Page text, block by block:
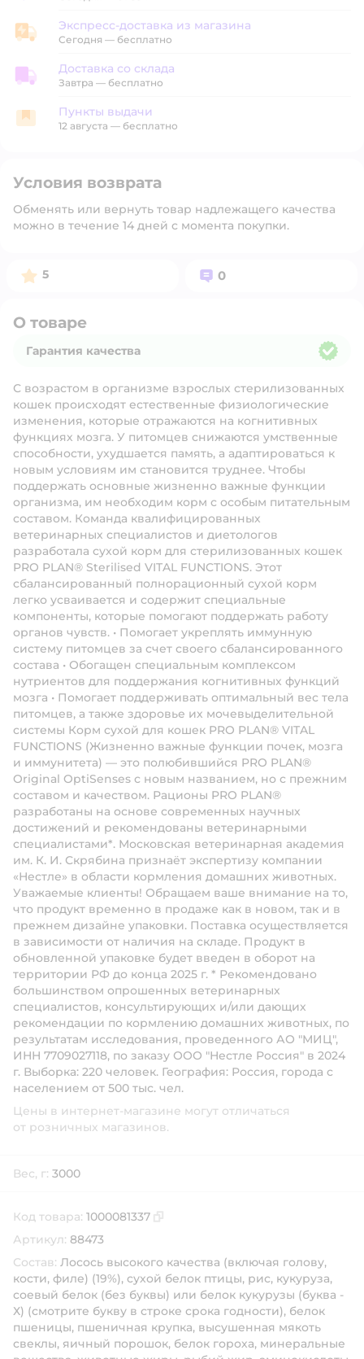
Экспресс-доставка из магазина
Экспресс-доставка из магазина
Сегодня — бесплатно
Доставка со склада
Доставка со склада
Завтра — бесплатно
Пункты выдачи
Пункты выдачи
12 августа — бесплатно
Условия возврата
Обменять или вернуть товар надлежащего качества
можно в течение 14 дней с момента покупки.
Рейтинг:
5 Вопросов:
0
О товаре
Гарантия качества
С возрастом в организме взрослых стерилизованных
кошек происходят естественные физиологические
изменения, которые отражаются на когнитивных
функциях мозга. У питомцев снижаются умственные
способности, ухудшается память, а адаптироваться к
новым условиям им становится труднее. Чтобы
поддержать основные жизненно важные функции
организма, им необходим корм с особым питательным
составом. Команда квалифицированных
ветеринарных специалистов и диетологов
разработала сухой корм для стерилизованных кошек
PRO PLAN® Sterilised VITAL FUNCTIONS. Этот
сбалансированный полнорационный сухой корм
легко усваивается и содержит специальные
компоненты, которые помогают поддержать работу
органов чувств. • Помогает укреплять иммунную
систему питомцев за счет своего сбалансированного
состава • Обогащен специальным комплексом
нутриентов для поддержания когнитивных функций
мозга • Помогает поддерживать оптимальный вес тела
питомцев, а также здоровье их мочевыделительной
системы Корм сухой для кошек PRO PLAN® VITAL
FUNCTIONS (Жизненно важные функции почек, мозга
и иммунитета) — это полюбившийся PRO PLAN®
Original OptiSenses с новым названием, но с прежним
составом и качеством. Рационы PRO PLAN®
разработаны на основе современных научных
достижений и рекомендованы ветеринарными
специалистами*. Московская ветеринарная академия
им. К. И. Скрябина признаёт экспертизу компании
«Нестле» в области кормления домашних животных.
Уважаемые клиенты! Обращаем ваше внимание на то,
что продукт временно в продаже как в новом, так и в
прежнем дизайне упаковки. Поставка осуществляется
в зависимости от наличия на складе. Продукт в
обновленной упаковке будет введен в оборот на
территории РФ до конца 2025 г. * Рекомендовано
большинством опрошенных ветеринарных
специалистов, консультирующих и/или дающих
рекомендации по кормлению домашних животных, по
результатам исследования, проведенного АО "МИЦ",
ИНН 7709027118, по заказу ООО "Нестле Россия" в 2024
г. Выборка: 220 человек. География: Россия, города с
населением от 500 тыс. чел.
Цены в интернет-магазине могут отличаться
от розничных магазинов.
Вес, г: 3000
Код товара: 1000081337
Артикул: 88473
Состав: Лосось высокого качества (включая голову,
кости, филе) (19%), сухой белок птицы, рис, кукуруза,
соевый белок (без буквы) или белок кукурузы (буква -
Х) (смотрите букву в строке срока годности), белок
пшеницы, пшеничная крупка, высушенная мякоть
свеклы, яичный порошок, белок гороха, минеральные